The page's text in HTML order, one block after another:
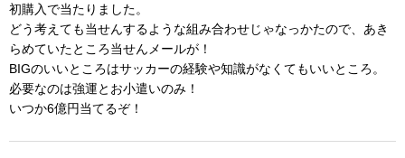
初購入で当たりました。
どう考えても当せんするような組み合わせじゃなっかたので、あき
らめていたところ当せんメールが！
BIGのいいところはサッカーの経験や知識がなくてもいいところ。
必要なのは強運とお小遣いのみ！
いつか6億円当てるぞ！